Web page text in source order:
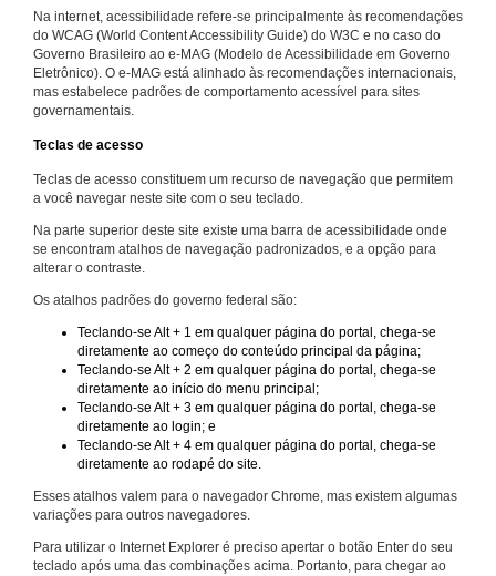
Na internet, acessibilidade refere-se principalmente às recomendações
do WCAG (World Content Accessibility Guide) do W3C e no caso do
Governo Brasileiro ao e-MAG (Modelo de Acessibilidade em Governo
Eletrônico). O e-MAG está alinhado às recomendações internacionais,
mas estabelece padrões de comportamento acessível para sites
governamentais.
Teclas de acesso
Teclas de acesso constituem um recurso de navegação que permitem
a você navegar neste site com o seu teclado.
Na parte superior deste site existe uma barra de acessibilidade onde
se encontram atalhos de navegação padronizados, e a opção para
alterar o contraste.
Os atalhos padrões do governo federal são:
Teclando-se Alt + 1 em qualquer página do portal, chega-se
diretamente ao começo do conteúdo principal da página;
Teclando-se Alt + 2 em qualquer página do portal, chega-se
diretamente ao início do menu principal;
Teclando-se Alt + 3 em qualquer página do portal, chega-se
diretamente ao login; e
Teclando-se Alt + 4 em qualquer página do portal, chega-se
diretamente ao rodapé do site.
Esses atalhos valem para o navegador Chrome, mas existem algumas
variações para outros navegadores.
Para utilizar o Internet Explorer é preciso apertar o botão Enter do seu
teclado após uma das combinações acima. Portanto, para chegar ao